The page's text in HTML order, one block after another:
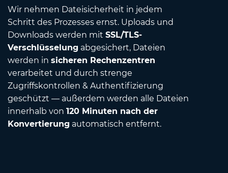
Wir nehmen Dateisicherheit in jedem
Schritt des Prozesses ernst. Uploads und
Downloads werden mit SSL/TLS-
Verschlüsselung abgesichert, Dateien
werden in sicheren Rechenzentren
verarbeitet und durch strenge
Zugriffskontrollen & Authentifizierung
geschützt — außerdem werden alle Dateien
innerhalb von 120 Minuten nach der
Konvertierung automatisch entfernt.